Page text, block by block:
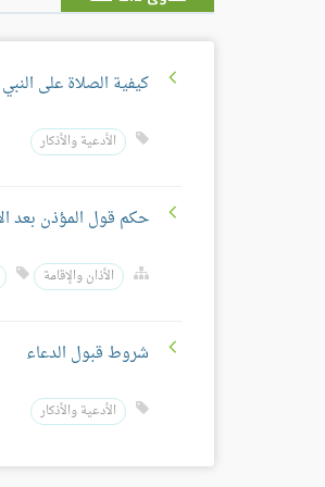
كيفية الصلاة على
الأدعية والأذكار
حكم قول المؤذن بعد
الأذان والإقامة
شروط قبول الدعاء
الأدعية والأذكار